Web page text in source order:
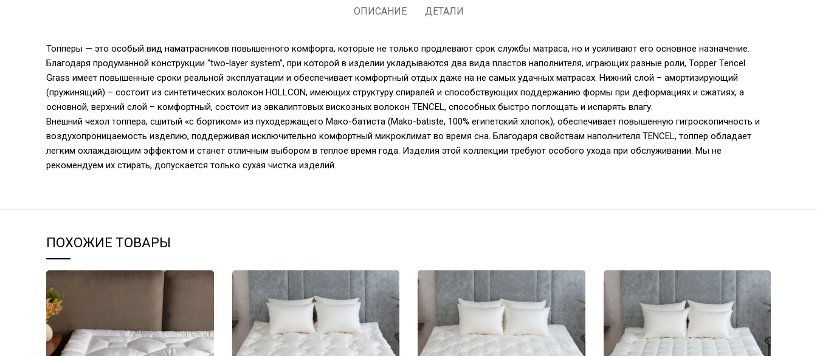
ОПИСАНИЕ ДЕТАЛИ
Топперы — это особый вид наматрасников повышенного комфорта, которые не только продлевают срок службы матраса, но и усиливают его основное назначение.
Благодаря продуманной конструкции “two-layer system”, при которой в изделии укладываются два вида пластов наполнителя, играющих разные роли, Topper Tencel
Grass имеет повышенные сроки реальной эксплуатации и обеспечивает комфортный отдых даже на не самых удачных матрасах. Нижний слой – амортизирующий
(пружинящий) – состоит из синтетических волокон HOLLCON, имеющих структуру спиралей и способствующих поддержанию формы при деформациях и сжатиях, а
основной, верхний слой – комфортный, состоит из эвкалиптовых вискозных волокон TENCEL, способных быстро поглощать и испарять влагу.
Внешний чехол топпера, сшитый «с бортиком» из пуходержащего Мако-батиста (Mako-batiste, 100% египетский хлопок), обеспечивает повышенную гигроскопичность и
воздухопроницаемость изделию, поддерживая исключительно комфортный микроклимат во время сна. Благодаря свойствам наполнителя TENCEL, топпер обладает
легким охлаждающим эффектом и станет отличным выбором в теплое время года. Изделия этой коллекции требуют особого ухода при обслуживании. Мы не
рекомендуем их стирать, допускается только сухая чистка изделий.
ПОХОЖИЕ ТОВАРЫ